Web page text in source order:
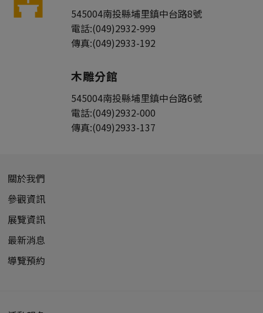
545004南投縣埔里鎮中台路8號
電話:(049)2932-999
傳真:(049)2933-192
木雕分館
545004南投縣埔里鎮中台路6號
電話:(049)2932-000
傳真:(049)2933-137
關於我們
參觀資訊
展覽資訊
最新消息
導覽預約